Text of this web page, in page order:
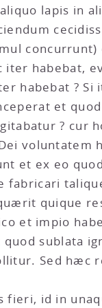
lapis in
concurrunt)
habebat,
habebat ? Si
et
? cur
voluntatem
et ex eo
fabricari
quique
et impio
sublata
Sed hæc
id in